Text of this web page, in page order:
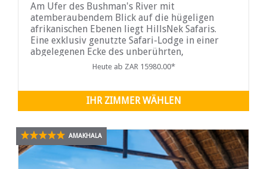
Am Ufer des Bushman's River mit
atemberaubendem Blick auf die hügeligen
afrikanischen Ebenen liegt HillsNek Safaris.
Eine exklusiv genutzte Safari-Lodge in einer
abgelegenen Ecke des unberührten,
malariafreien Amakhala Game Reserve am
Heute ab ZAR 15980.00*
IHR ZIMMER WÄHLEN
AMAKHALA